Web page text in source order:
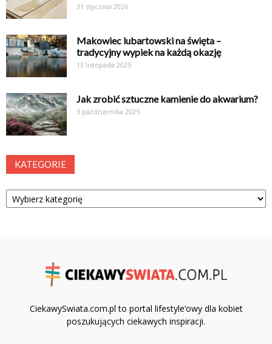
31 stycznia 2026
Makowiec lubartowski na święta –
tradycyjny wypiek na każdą okazję
13 listopada 2025
Jak zrobić sztuczne kamienie do akwarium?
3 października 2025
KATEGORIE
Kategorie
CiekawySwiata.com.pl to portal lifestyle’owy dla kobiet
poszukujących ciekawych inspiracji.